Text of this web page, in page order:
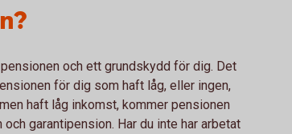
och ett grundskydd för dig. Det
för dig som haft låg, eller ingen,
haft låg inkomst, kommer pensionen
garantipension. Har du inte har arbetat